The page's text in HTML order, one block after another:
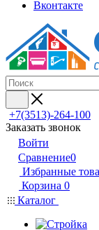
Вконтакте
+7(3513)-264-100
Заказать звонок
Войти
Сравнение0
Избранные
Корзина 0
Каталог